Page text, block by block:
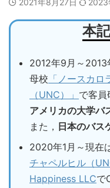
2021年8月27日 2023
本
2012年9月～2013
母校 「ノースカ
（UNC）」 で客員
アメリカの大学バ
また， 日本のバス
2020年1月～現在
チャペルヒル（
Happiness LLCで